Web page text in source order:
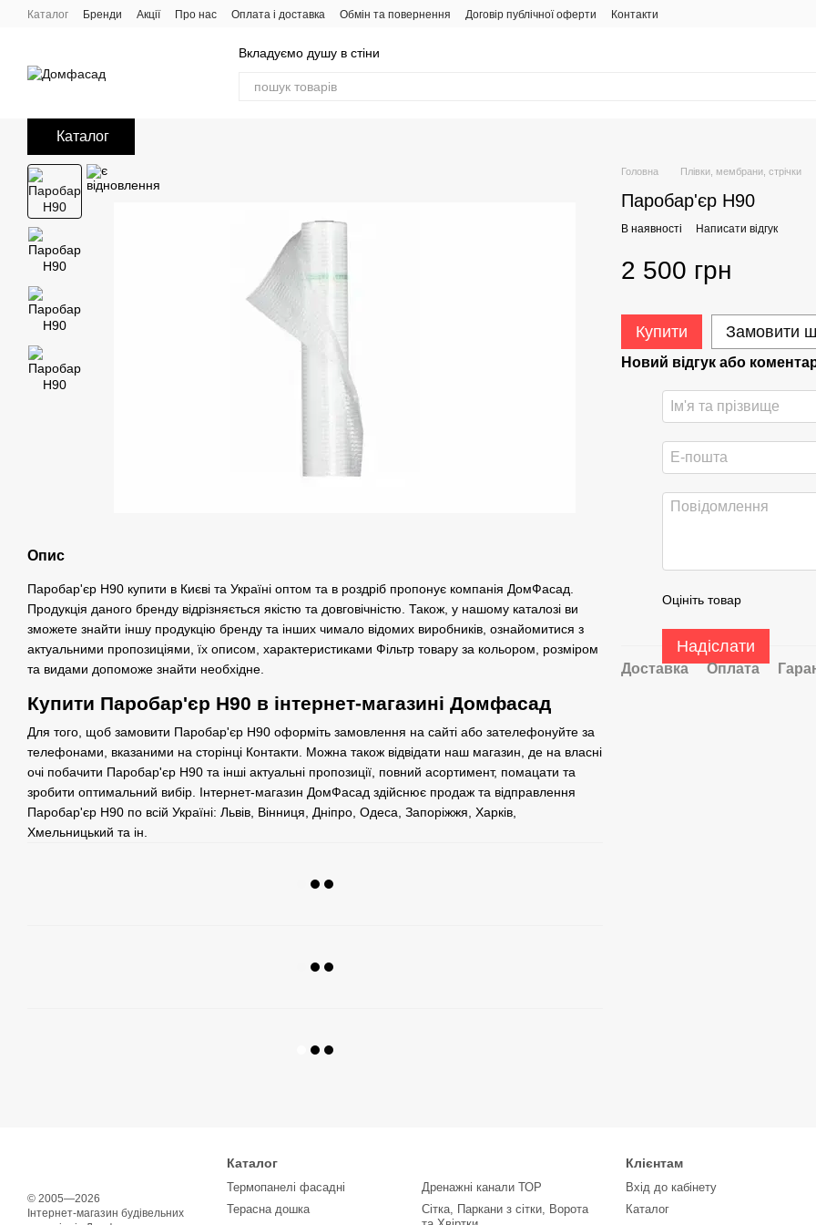
Перейти до основного контенту
Каталог Бренди Акції Про нас Оплата і доставка Обмін та повернення Договір публічної оферти Контакти
Вкладуємо душу в стіни
Каталог
Опис
Паробар'єр Н90 купити в Києві та Україні оптом та в роздріб пропонує компанія ДомФасад.
Продукція даного бренду відрізняється якістю та довговічністю. Також, у нашому каталозі ви
зможете знайти іншу продукцію бренду та інших чимало відомих виробників, ознайомитися з
актуальними пропозиціями, їх описом, характеристиками Фільтр товару за кольором, розміром
та видами допоможе знайти необхідне.
Купити Паробар'єр Н90 в інтернет-магазині Домфасад
Для того, щоб замовити Паробар'єр Н90 оформіть замовлення на сайті або зателефонуйте за
телефонами, вказаними на сторінці Контакти. Можна також відвідати наш магазин, де на власні
очі побачити Паробар'єр Н90 та інші актуальні пропозиції, повний асортимент, помацати та
зробити оптимальний вибір. Інтернет-магазин ДомФасад здійснює продаж та відправлення
Паробар'єр Н90 по всій Україні: Львів, Вінниця, Дніпро, Одеса, Запоріжжя, Харків,
Хмельницький та ін.
Головна Плівки, мембрани, стрічки
Паробар'єр Н90
В наявності Написати відгук
2 500 грн
Купити Замовити
Новий відгук або
Оцініть товар
Надіслати
Доставка Оплата
© 2005—2026
Інтернет-магазин будівельних
Каталог
Термопанелі фасадні
Терасна дошка
Дренажні канали ТОР
Сітка, Паркани з сітки, Ворота
Клієнтам
Вхід до кабінету
Каталог